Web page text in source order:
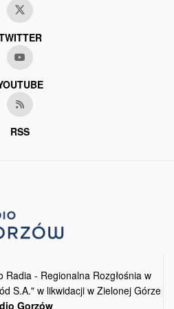
RSS
Radia - Regionalna Rozgłośnia w
S.A." w likwidacji w Zielonej Górze
Gorzów